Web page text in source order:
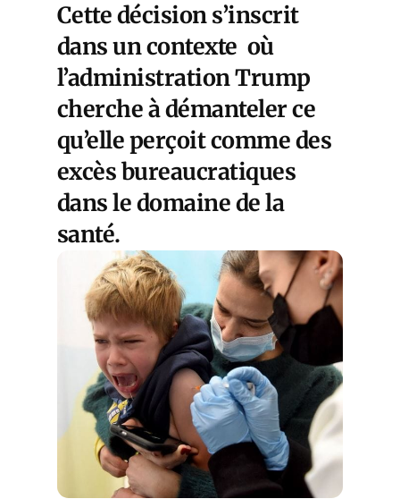
Cette décision s’inscrit
dans un contexte où
l’administration Trump
cherche à démanteler ce
qu’elle perçoit comme des
excès bureaucratiques
dans le domaine de la
santé.